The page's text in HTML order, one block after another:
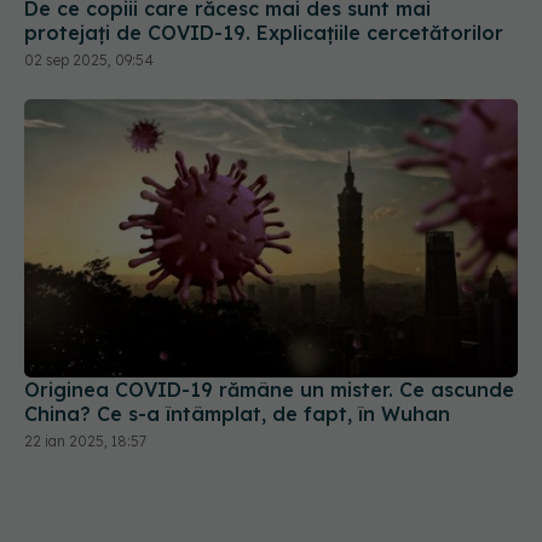
De ce copiii care răcesc mai des sunt mai
protejați de COVID-19. Explicațiile cercetătorilor
02 sep 2025, 09:54
Originea COVID-19 rămâne un mister. Ce ascunde
China? Ce s-a întâmplat, de fapt, în Wuhan
22 ian 2025, 18:57